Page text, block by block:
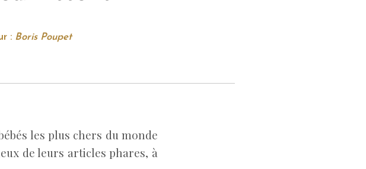
: Boris Poupet
les plus chers du monde
de leurs articles phares, à